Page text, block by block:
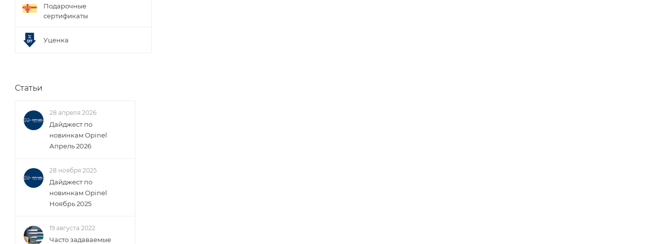
Подарочные
сертификаты
Уценка
Статьи
28 апреля 2026
Дайджест по
новинкам Opinel
Апрель 2026
28 ноября 2025
Дайджест по
новинкам Opinel
Ноябрь 2025
19 августа 2022
Часто задаваемые